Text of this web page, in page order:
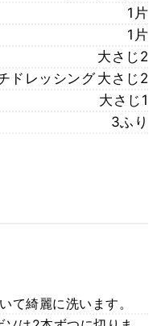
1片
1片
大さじ2
ドレッシング 大さじ2
大さじ1
3ふり
て綺麗に洗います。